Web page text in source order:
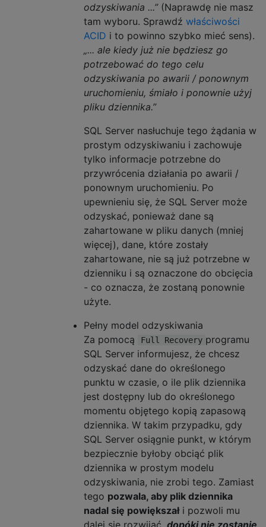
odzyskiwania ...”(Naprawdę nie masz
tam wyboru. Sprawdź właściwości
ACID i to powinno szybko mieć sens).
„... ale kiedy już nie będziesz go
potrzebować do tego celu
odzyskiwania po awarii / ponownym
uruchomieniu, śmiało i ponownie użyj
pliku dziennika.”
SQL Server nasłuchuje tego żądania w
prostym odzyskiwaniu i zachowuje
tylko informacje potrzebne do
przywrócenia działania po awarii /
ponownym uruchomieniu. Po
upewnieniu się, że SQL Server może
odzyskać, ponieważ dane są
zahartowane w pliku danych (mniej
więcej), dane, które zostały
zahartowane, nie są już potrzebne w
dzienniku i są oznaczone do obcięcia
- co oznacza, że ​​zostaną ponownie
użyte.
Pełny model odzyskiwania
Za pomocą
Full Recovery programu
SQL Server informujesz, że chcesz
odzyskać dane do określonego
punktu w czasie, o ile plik dziennika
jest dostępny lub do określonego
momentu objętego kopią zapasową
dziennika. W takim przypadku, gdy
SQL Server osiągnie punkt, w którym
bezpiecznie byłoby obciąć plik
dziennika w prostym modelu
odzyskiwania, nie zrobi tego. Zamiast
tego pozwala, aby plik dziennika
nadal się powiększałi pozwoli mu
dalej się rozwijać, dopóki nie zostanie